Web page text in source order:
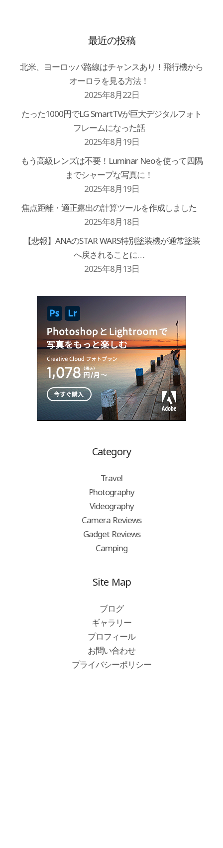
最近の投稿
北米、ヨーロッパ路線はチャンスあり！飛行機から
オーロラを見る方法！
2025年8月22日
たった1000円でLG SmartTVが巨大デジタルフォト
フレームになった話
2025年8月19日
もう高級レンズは不要！Luminar Neoを使って四隅
までシャープな写真に！
2025年8月19日
焦点距離・適正露出の計算ツールを作成しました
2025年8月18日
【悲報】ANAのSTAR WARS特別塗装機が通常塗装
へ戻されることに…
2025年8月13日
Category
Travel
Photography
Videography
Camera Reviews
Gadget Reviews
Camping
Site Map
ブログ
ギャラリー
プロフィール
お問い合わせ
プライバシーポリシー